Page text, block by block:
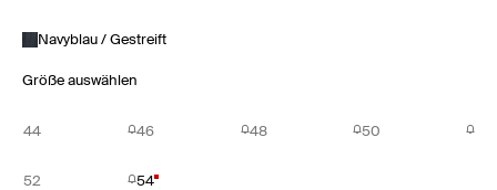
Navyblau / Gestreift
Größe auswählen
44 46 48 50
52 54